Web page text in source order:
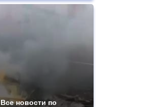
Все новости по